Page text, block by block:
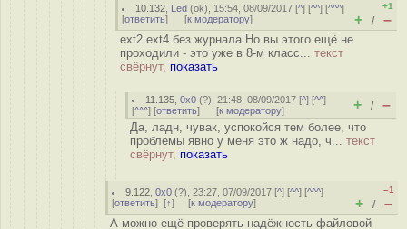
10.132 Led (ok), 15:54, 08/09/2017 [^] [^^] [^^^]
[ответить] [к модератору]
+1
+ / –
ext2 ext4 без журнала Но вы этого ещё не
проходили - это уже в 8-м класс... текст
свёрнут, показать
11.135 ,0x0 (?), 21:48, 08/09/2017 [^] [^^]
[^^^] [ответить] [к модератору] + / –
Да, ладн, чувак, успокойся тем более, что
проблемы явно у меня это ж надо, ч... текст
свёрнут, показать
9.122 ,0x0 (?), 23:27, 07/09/2017 [^] [^^] [^^^]
[ответить] [↑] [к модератору]
–1
+ / –
А можно ещё проверять надёжность файловой